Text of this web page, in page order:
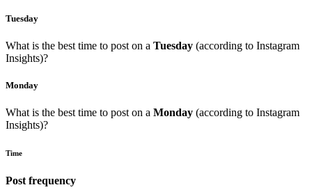
Tuesday
What is the best time to post on a Tuesday (according to Instagram
Insights)?
Monday
What is the best time to post on a Monday (according to Instagram
Insights)?
Time
Post frequency